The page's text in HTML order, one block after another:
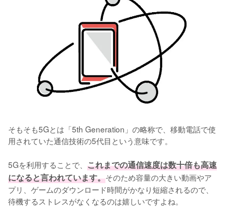
そもそも5Gとは「5th Generation」の略称で、移動電話で使
用されていた通信技術の5代目という意味です。
5Gを利用することで、 これまでの通信速度は数十倍も高速
になると言われています。そのため容量の大きい動画やア
プリ、ゲームのダウンロード時間がかなり短縮されるので、
待機するストレスがなくなるのは嬉しいですよね。